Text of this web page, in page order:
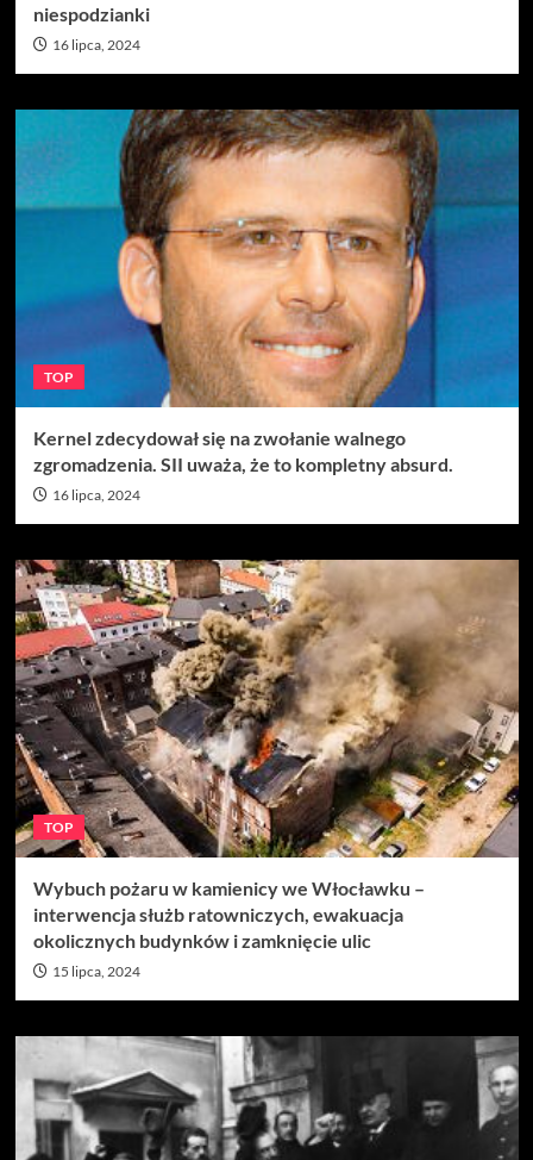
niespodzianki
16 lipca, 2024
TOP
Kernel zdecydował się na zwołanie walnego
zgromadzenia. SII uważa, że to kompletny absurd.
16 lipca, 2024
TOP
Wybuch pożaru w kamienicy we Włocławku –
interwencja służb ratowniczych, ewakuacja
okolicznych budynków i zamknięcie ulic
15 lipca, 2024